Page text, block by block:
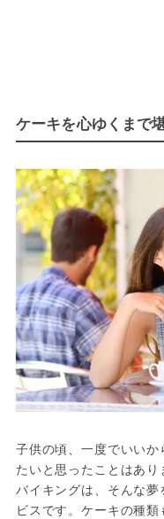
ケーキを心ゆくまで
子供の頃、一度でいい
たいと思ったことはあ
バイキングは、そんな
ビスです。ケーキの種